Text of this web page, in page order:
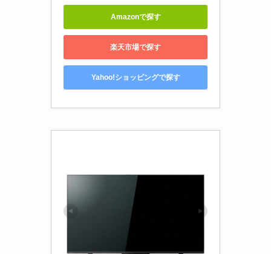
Amazonで探す
楽天市場で探す
Yahoo!ショッピングで探す